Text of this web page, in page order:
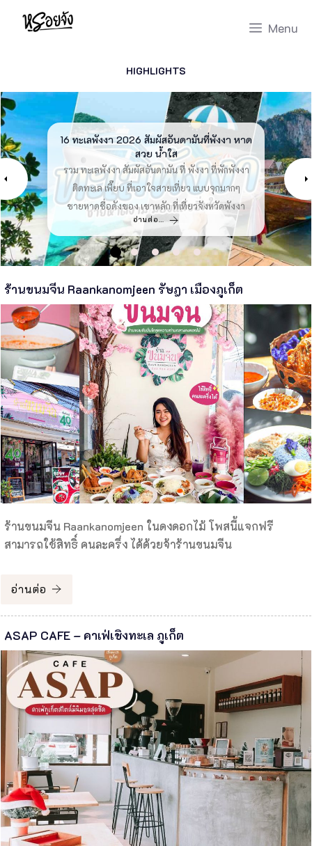
Skip
Menu
HIGHLIGHTS
16 ทะเลพังงา 2026 สัมผัสอันดามันที่พังงา หาด
สวย น้ำใส
รวม ทะเลพังงา สัมผัสอันดามัน ที่ พังงา ที่พักพังงา
ติดทะเล เพี๊ยบ ที่เอาใจสายเที่ยว แบบจุกมากๆ
ชายหาดชื่อดังของ เขาหลัก ที่เที่ยวจังหวัดพังงา
อ่านต่อ…
ปากคลองตลาด 2026 ตลาดดอกไม้ของ
กรุงเทพ [สิงหาคม 2026]
รีวิว ปากคลองตลาด ตลาดดอกไม้ของกรุงเทพ ร้าน
ดอกไม้ปากคลองตลาด แนะนำ ปากคลองตลาดใหม่ ที่
ห้ามพลาด ตามมาดูพร้อมกันเลย ดอกไม้ปากคลอง
ตลาด
อ่านต่อ…
30 เก้าอี้สนาม 2026 พร้อมไปกับคุณทุกที่
[สิงหาคม 2026]
รวม เก้าอี้สนาม ห้ามพลาด เก้าอี้แค้มปิ้ง รวมมาให้
แล้ว เก้าอี้พับ และ เก้าอี้สนามเดินป่า ราคาถูก ของดี
ใช้งานได้ทุกที่ มาช็อปกันเล้ยยย
อ่านต่อ…
สวนสัตว์เปิดเขาเขียว 2026 ลุยเลยที่ชลบุรี
[สิงหาคม 2026]
รีวิว สวนสัตว์เปิดเขาเขียว แนะนำ สวนสัตว์เขาเขียว
ลุยเลยที่ชลบุรี เขาเขียวเข้าฟรีไหม เรามีคำตอบ รีวิว
นี้เพื่อคุณ ตามมาดูพร้อมกันเล้ยย
อ่านต่อ…
6 คาเฟ่ใกล้สนามบินภูเก็ต 2026 อัพเดท
[สิงหาคม 2026]
เปิดพิกัด คาเฟ่ใกล้สนามบินภูเก็ต ที่ดีที่สุดพร้อม ร้าน
กาแฟใกล้สนามบินภูเก็ต ที่เป็นที่นิยม คาเฟ่แถวสนาม
บินภูเก็ต ที่ต้องไปเช็คอิน
อ่านต่อ…
ร้านขนมจีน Raankanomjeen รัษฎา เมืองภูเก็ต
ร้านขนมจีน Raankanomjeen ในดงดอกไม้ โพสนี้แจกฟรี
สามารถใช้สิทธิ์ คนละครึ่ง ได้ด้วยจ้าร้านขนมจีน
อ่านต่อ
ASAP CAFE – คาเฟ่เชิงทะเล ภูเก็ต